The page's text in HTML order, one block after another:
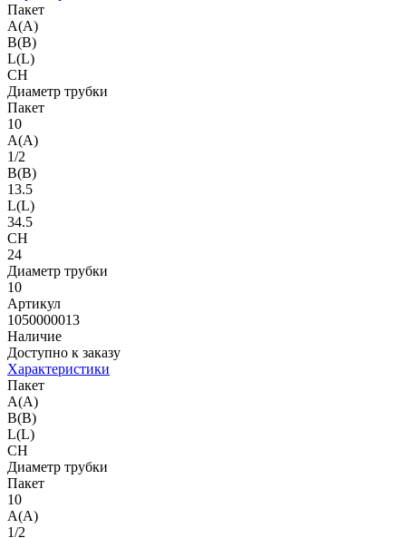
Пакет
A(A)
B(B)
L(L)
CH
Диаметр трубки
Пакет
10
A(A)
1/2
B(B)
13.5
L(L)
34.5
CH
24
Диаметр трубки
10
Артикул
1050000013
Наличие
Доступно к заказу
Характеристики
Пакет
A(A)
B(B)
L(L)
CH
Диаметр трубки
Пакет
10
A(A)
1/2